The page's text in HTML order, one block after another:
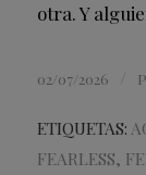
otra. Y
02/07/2026
ETIQUETAS:
FEARLESS,